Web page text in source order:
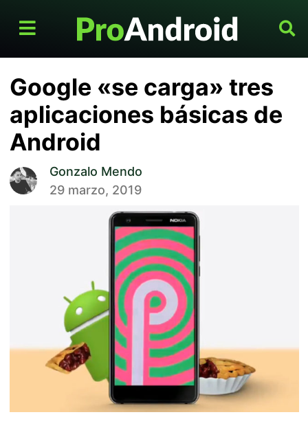
Google «se carga» tres
aplicaciones básicas de
Android
Gonzalo Mendo
29 marzo, 2019